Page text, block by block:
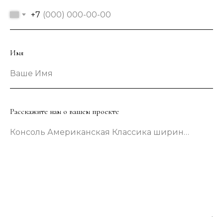
+7
Имя
Ваше Имя
Расскажите нам о вашем проекте
Консоль Американская Классика шириной 133 сантиметра в зеленом цвете